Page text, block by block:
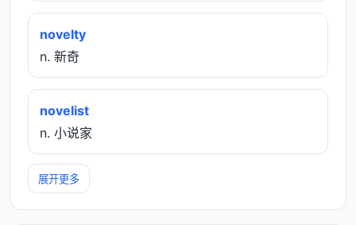
novelty
n. 新奇
novelist
n. 小说家
展开更多